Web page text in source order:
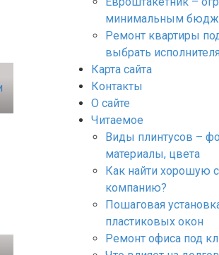
минимальным
Ремонт квартиры
выбрать
Карта сайта
Контакты
О сайте
Читаемое
Виды плинтусов –
материалы, цвета
Как найти хорошую
компанию?
Пошаговая
пластиковых окон
Ремонт офиса под